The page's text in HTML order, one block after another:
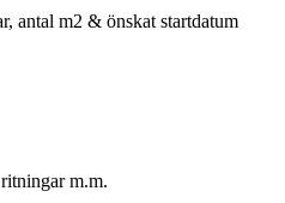
antal m2 & önskat startdatum
m.m.